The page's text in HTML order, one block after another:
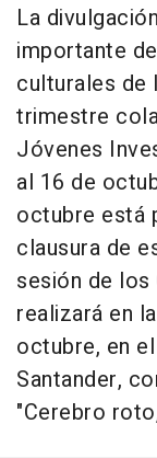
La
importante
culturales de
trimestre
Jóvenes
al 16 de
octubre está
clausura de
sesión de
realizará en
octubre, en
Santander,
"Cerebro